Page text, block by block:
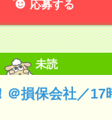
応募する
未読
損保会社／17